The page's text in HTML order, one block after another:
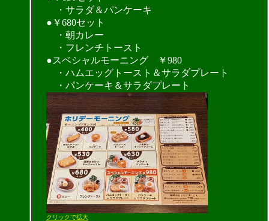
・サラダ＆パンケーキ
●￥680セット
・朝カレー
・フレンチトースト
●スペシャルモーニング ￥980
・ハムエッグトースト＆サラダプレート
・パンケーキ＆サラダプレート
クリックで拡大